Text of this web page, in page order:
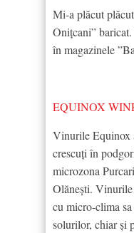
Mi-a plăcut
Onițcani”
în magazinele
EQUINOX
Vinurile Equinox
crescuți în
microzona
Olănești. Vinurile
cu micro-clima
solurilor, chiar și